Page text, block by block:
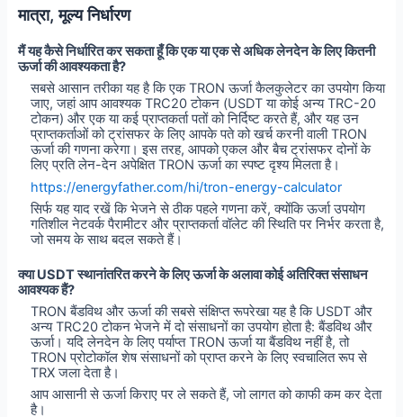
मात्रा, मूल्य निर्धारण
मैं यह कैसे निर्धारित कर सकता हूँ कि एक या एक से अधिक लेनदेन के लिए कितनी
ऊर्जा की आवश्यकता है?
सबसे आसान तरीका यह है कि एक TRON ऊर्जा कैलकुलेटर का उपयोग किया
जाए, जहां आप आवश्यक TRC20 टोकन (USDT या कोई अन्य TRC-20
टोकन) और एक या कई प्राप्तकर्ता पतों को निर्दिष्ट करते हैं, और यह उन
प्राप्तकर्ताओं को ट्रांसफर के लिए आपके पते को खर्च करनी वाली TRON
ऊर्जा की गणना करेगा। इस तरह, आपको एकल और बैच ट्रांसफर दोनों के
लिए प्रति लेन-देन अपेक्षित TRON ऊर्जा का स्पष्ट दृश्य मिलता है।
https://energyfather.com/hi/tron-energy-calculator
सिर्फ यह याद रखें कि भेजने से ठीक पहले गणना करें, क्योंकि ऊर्जा उपयोग
गतिशील नेटवर्क पैरामीटर और प्राप्तकर्ता वॉलेट की स्थिति पर निर्भर करता है,
जो समय के साथ बदल सकते हैं।
क्या USDT स्थानांतरित करने के लिए ऊर्जा के अलावा कोई अतिरिक्त संसाधन
आवश्यक हैं?
TRON बैंडविथ और ऊर्जा की सबसे संक्षिप्त रूपरेखा यह है कि USDT और
अन्य TRC20 टोकन भेजने में दो संसाधनों का उपयोग होता है: बैंडविथ और
ऊर्जा। यदि लेनदेन के लिए पर्याप्त TRON ऊर्जा या बैंडविथ नहीं है, तो
TRON प्रोटोकॉल शेष संसाधनों को प्राप्त करने के लिए स्वचालित रूप से
TRX जला देता है।
आप आसानी से ऊर्जा किराए पर ले सकते हैं, जो लागत को काफी कम कर देता
है।